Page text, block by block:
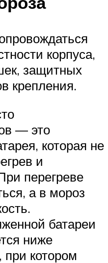
корпуса,
защитных
крепления.
— это
которая не
и
перегреве
а в мороз
батареи
ниже
при котором